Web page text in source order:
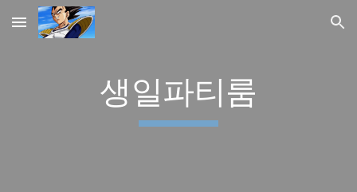
Skip to main content Skip to navigation
생일파티룸